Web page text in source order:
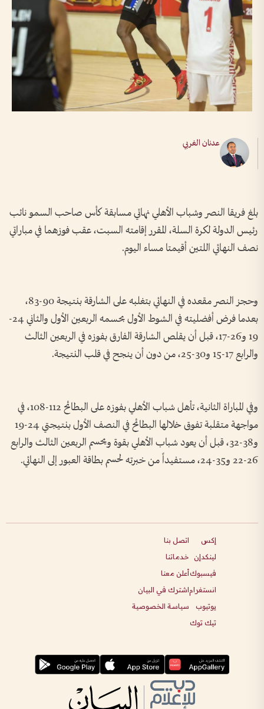
عدنان الغربي
بلغ فريقا النصر وشباب الأهلي نهائي مسابقة كأس صاحب السمو نائب
رئيس الدولة لكرة السلة، المقرر إقامته السبت، عقب فوزهما في مباراتي
نصف النهائي اللتين أقيمتا مساء اليوم.
وحجز النصر مقعده في النهائي بتغلبه على الشارقة بنتيجة 90-83،
بعدما فرض أفضليته في الشوط الأول بحسمه الربعين الأول والثاني 24-
19 و26-17، قبل أن يقلص الشارقة الفارق بفوزه في الربعين الثالث
والرابع 17-15 و30-25، من دون أن ينجح في قلب النتيجة.
وفي المباراة الثانية، تأهل شباب الأهلي بفوزه على البطائح 112-108، في
مواجهة متقلبة تفوق خلالها البطائح في النصف الأول بنتيجتي 24-19
و38-32، قبل أن يعود شباب الأهلي بقوة ويحسم الربعين الثالث والرابع
26-22 و35-24، مستفيداً من خبرته لحسم بطاقة العبور إلى النهائي.
إكس
لينكدإن
فيسبوك
انستغرام
يوتيوب
تيك توك
اتصل بنا
خدماتنا
أعلن معنا
اشترك في البيان
سياسة الخصوصية